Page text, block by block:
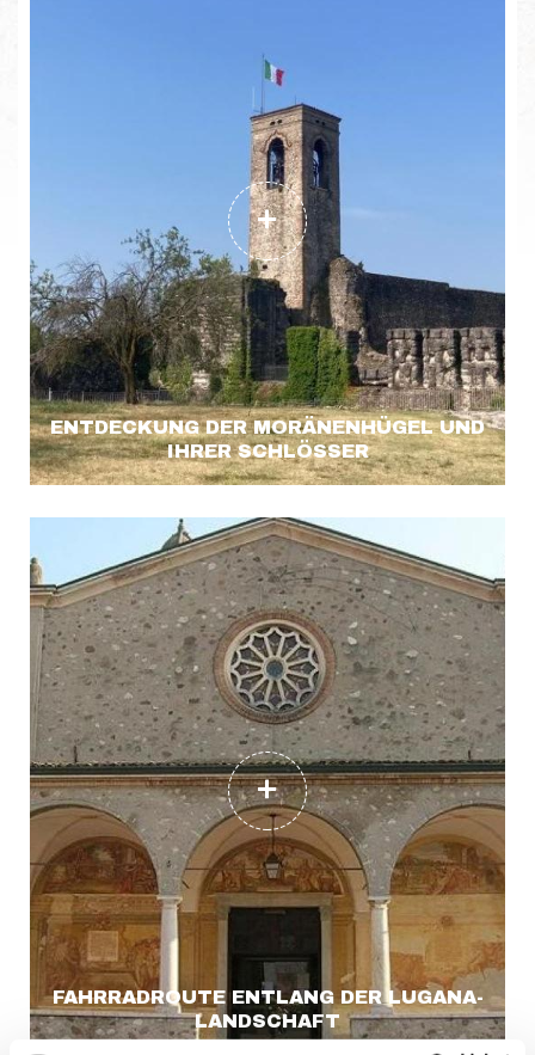
ENTDECKUNG DER MORÄNENHÜGEL UND
IHRER SCHLÖSSER
FAHRRADROUTE ENTLANG DER LUGANA-
LANDSCHAFT